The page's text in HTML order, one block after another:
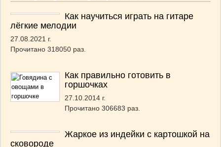
Как научиться играть на гитаре
лёгкие мелодии
27.08.2021 г.
Прочитано 318050 раз.
Как правильно готовить в
горшочках
27.10.2014 г.
Прочитано 306683 раз.
Жаркое из индейки с картошкой на
сковороде